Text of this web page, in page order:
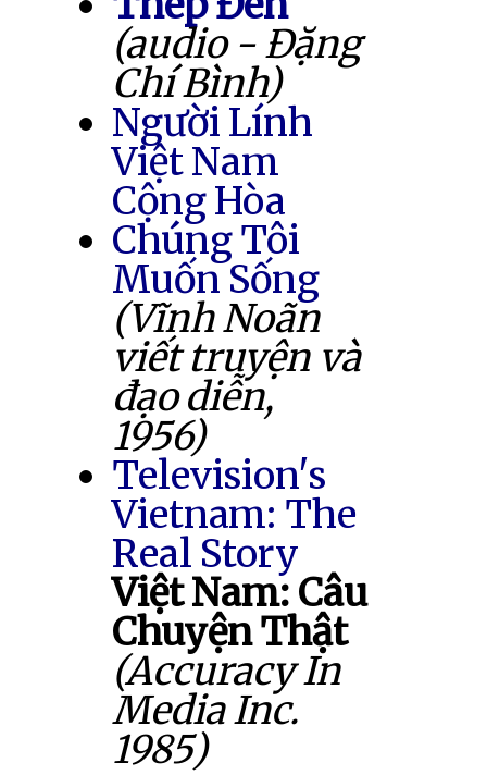
(audio - Đặng
Chí Bình)
Người Lính
Việt Nam
Cộng Hòa
Chúng Tôi
Muốn Sống
(Vĩnh Noãn
viết truyện và
đạo diễn,
1956)
Television's
Vietnam: The
Real Story
Việt Nam: Câu
Chuyện Thật
(Accuracy In
Media Inc.
1985)